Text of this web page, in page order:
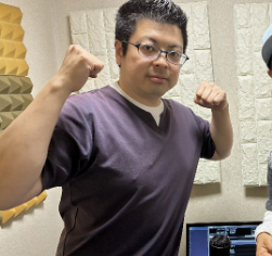
日本王者・栗原慶太
LIFE